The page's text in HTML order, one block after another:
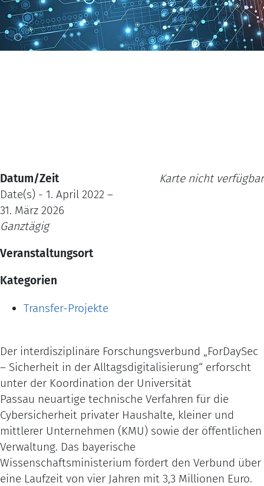
Karte nicht verfügbar
Datum/Zeit
Date(s) - 1. April 2022 –
31. März 2026
Ganztägig
Veranstaltungsort
Kategorien
Transfer-Projekte
Der interdisziplinäre Forschungsverbund „ForDaySec
– Sicherheit in der Alltagsdigitalisierung“ erforscht
unter der Koordination der Universität
Passau neuartige technische Verfahren für die
Cybersicherheit privater Haushalte, kleiner und
mittlerer Unternehmen (KMU) sowie der öffentlichen
Verwaltung. Das bayerische
Wissenschaftsministerium fördert den Verbund über
eine Laufzeit von vier Jahren mit 3,3 Millionen Euro.